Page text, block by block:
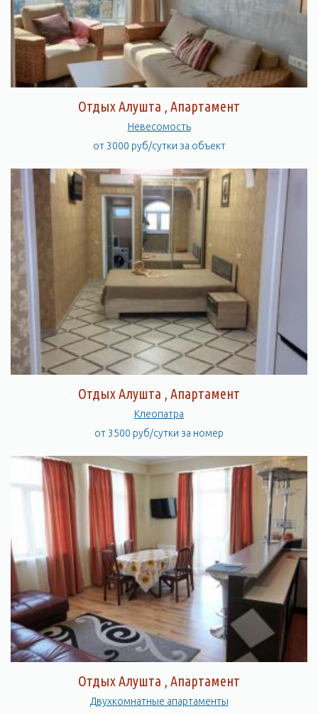
Отдых Алушта , Апартамент
Невесомость
от 3000 руб/сутки за объект
Отдых Алушта , Апартамент
Клеопатра
от 3500 руб/сутки за номер
Отдых Алушта , Апартамент
Двухкомнатные апартаменты